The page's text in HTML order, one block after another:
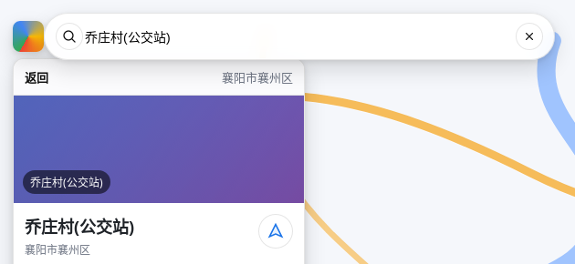
返回 襄阳市襄州区
乔庄村(公交站)
乔庄村(公交站)
襄阳市襄州区